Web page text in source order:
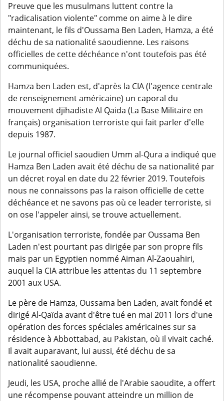
Preuve que les musulmans luttent contre la
"radicalisation violente" comme on aime à le dire
maintenant, le fils d'Oussama Ben Laden, Hamza, a été
déchu de sa nationalité saoudienne. Les raisons
officielles de cette déchéance n'ont toutefois pas été
communiquées.
Hamza ben Laden est, d'après la CIA (l'agence centrale
de renseignement américaine) un caporal du
mouvement djihadiste Al Qaida (La Base Militaire en
français) organisation terroriste qui fait parler d'elle
depuis 1987.
Le journal officiel saoudien Umm al-Qura a indiqué que
Hamza Ben Laden avait été déchu de sa nationalité par
un décret royal en date du 22 février 2019. Toutefois
nous ne connaissons pas la raison officielle de cette
déchéance et ne savons pas où ce leader terroriste, si
on ose l'appeler ainsi, se trouve actuellement.
L'organisation terroriste, fondée par Oussama Ben
Laden n'est pourtant pas dirigée par son propre fils
mais par un Egyptien nommé Aiman Al-Zaouahiri,
auquel la CIA attribue les attentas du 11 septembre
2001 aux USA.
Le père de Hamza, Oussama ben Laden, avait fondé et
dirigé Al-Qaïda avant d'être tué en mai 2011 lors d'une
opération des forces spéciales américaines sur sa
résidence à Abbottabad, au Pakistan, où il vivait caché.
Il avait auparavant, lui aussi, été déchu de sa
nationalité saoudienne.
Jeudi, les USA, proche allié de l'Arabie saoudite, a offert
une récompense pouvant atteindre un million de